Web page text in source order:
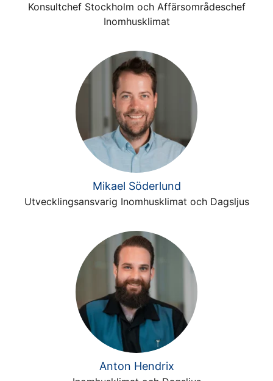
Konsultchef Stockholm och Affärsområdeschef
Inomhusklimat
Mikael Söderlund
Utvecklingsansvarig Inomhusklimat och Dagsljus
Anton Hendrix